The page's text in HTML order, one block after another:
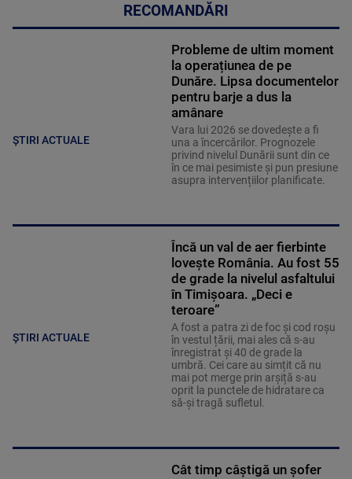
RECOMANDĂRI
ȘTIRI ACTUALE
Probleme de ultim moment
la operațiunea de pe
Dunăre. Lipsa documentelor
pentru barje a dus la
amânare
Vara lui 2026 se dovedește a fi
una a încercărilor. Prognozele
privind nivelul Dunării sunt din ce
în ce mai pesimiste și pun presiune
asupra intervențiilor planificate.
ȘTIRI ACTUALE
Încă un val de aer fierbinte
lovește România. Au fost 55
de grade la nivelul asfaltului
în Timișoara. „Deci e
teroare”
A fost a patra zi de foc și cod roșu
în vestul țării, mai ales că s-au
înregistrat și 40 de grade la
umbră. Cei care au simțit că nu
mai pot merge prin arșiță s-au
oprit la punctele de hidratare ca
să-și tragă sufletul.
Cât timp câștigă un șofer